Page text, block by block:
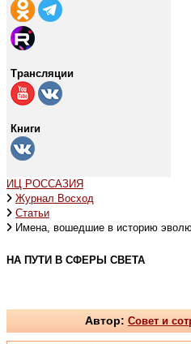
Трансляции
Книги
ИЦ РОССАЗИЯ
Журнал Восход
Статьи
Имена, вошедшие в историю
НА ПУТИ В СФЕРЫ СВЕТА
Автор: Совет и